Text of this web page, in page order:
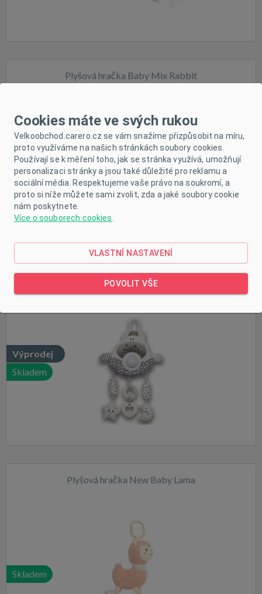
Plyšová hračka Baby Mix Rabbit
Skladem
Plyšová závěsná hračka hippo se světlem a hudbou
Výprodej
Skladem
Plyšová hračka New Baby Lama
Skladem
Cookies máte ve svých rukou
Velkoobchod.carero.cz se vám snažíme přizpůsobit na míru,
proto využíváme na našich stránkách soubory cookies.
Používají se k měření toho, jak se stránka využívá, umožňují
personalizaci stránky a jsou také důležité pro reklamu a
sociální média. Respektujeme vaše právo na soukromí, a
proto si níže můžete sami zvolit, zda a jaké soubory cookie
nám poskytnete.
Více o souborech cookies
VLASTNÍ NASTAVENÍ
POVOLIT VŠE